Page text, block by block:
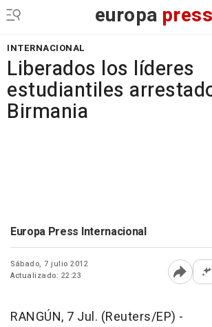
europa press
INTERNACIONAL
Liberados los líderes
estudiantiles
Birmania
Europa Press Internacional
Sábado, 7 julio 2012
Actualizado: 22:23
Abrir
RANGÚN, 7 Jul. (Reuters/EP) -